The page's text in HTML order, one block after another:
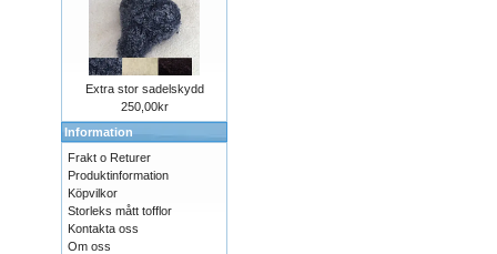
Extra stor sadelskydd
250,00kr
Information
Frakt o Returer
Produktinformation
Köpvilkor
Storleks mått tofflor
Kontakta oss
Om oss